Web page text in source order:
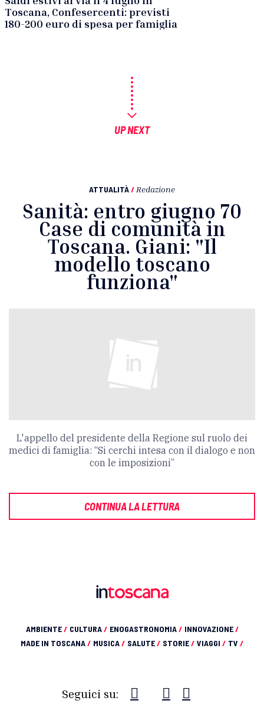
Toscana, Confesercenti: previsti
180-200 euro di spesa per famiglia
UP NEXT
ATTUALITÀ/ Redazione
Sanità: entro giugno 70
Case di comunità in
Toscana. Giani: "Il
modello toscano
funziona"
L'appello del presidente della Regione sul ruolo dei
medici di famiglia: “Si cerchi intesa con il dialogo e non
con le imposizioni”
CONTINUA LA LETTURA
AMBIENTE/ CULTURA/ ENOGASTRONOMIA/ INNOVAZIONE/
MADE IN TOSCANA/ MUSICA/ SALUTE/ STORIE/ VIAGGI / TV /
Seguici su: